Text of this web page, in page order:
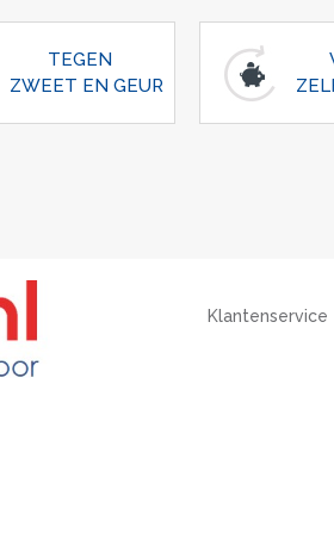
TEGEN
ZWEET EN GEUR
Klantenservice